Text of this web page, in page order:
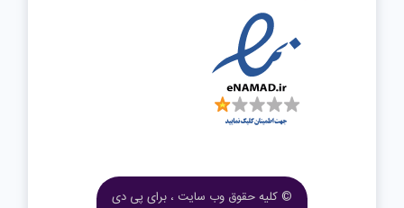
© کلیه حقوق وب سایت ، برای پی دی